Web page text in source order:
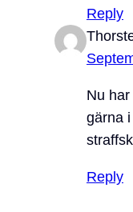
Reply
Nu
gärna
Reply